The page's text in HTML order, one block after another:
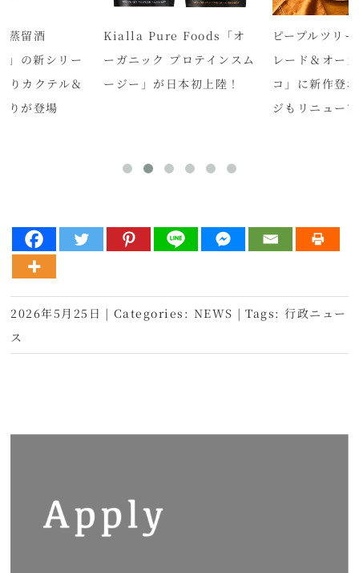
蒸留酒
の新シリー
りカクテル＆
りが登場
Kialla Pure Foods「オ
ーガニック プロテインスム
ージー」が日本初上陸！
ピープルツリ
レード＆オー
コ」に新作登
ジもリニュー
2026年5月25日 | Categories: NEWS | Tags: 行政ニュー
ス